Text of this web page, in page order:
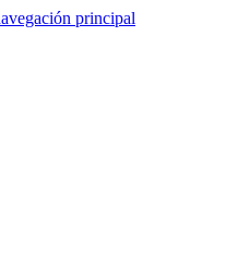
principal